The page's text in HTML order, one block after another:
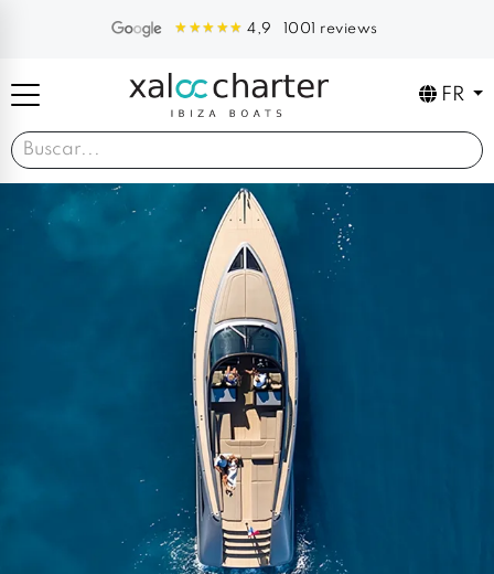
4,9 1001 reviews
FR